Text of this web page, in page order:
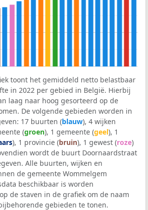
toont het gemiddeld netto belastbaar
in 2022 per gebied in België. Hierbij
laag naar hoog gesorteerd op de
De volgende gebieden worden in
17 buurten (blauw), 4 wijken
(groen), 1 gemeente (geel), 1
), 1 provincie (bruin), 1 gewest (roze)
wordt de buurt Doornaardstraat
Alle buurten, wijken en
de gemeente Wommelgem
beschikbaar is worden
de staven in de grafiek om de naam
gebieden te tonen.